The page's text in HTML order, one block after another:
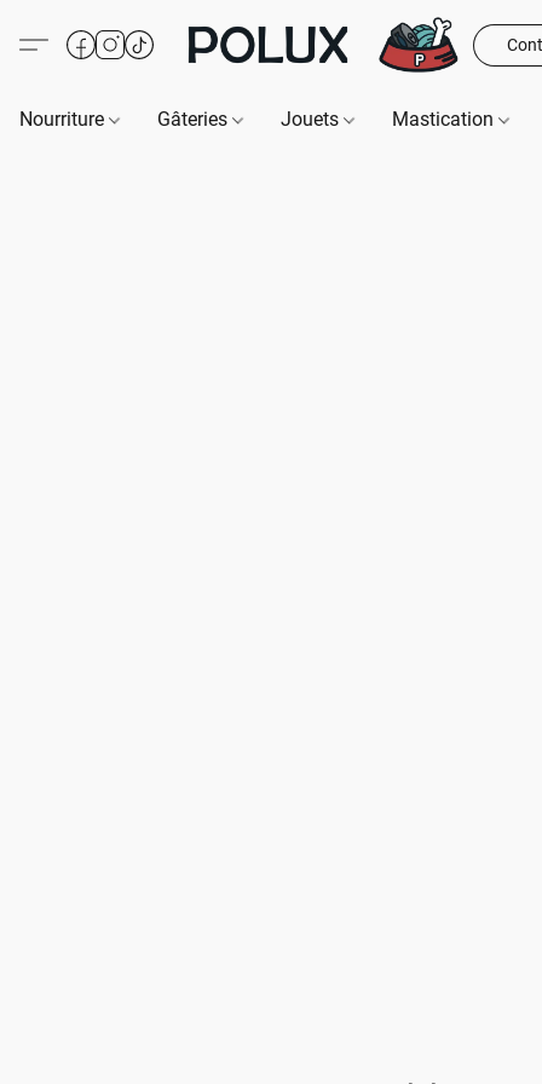
Nourriture Gâteries Jouets Mastication